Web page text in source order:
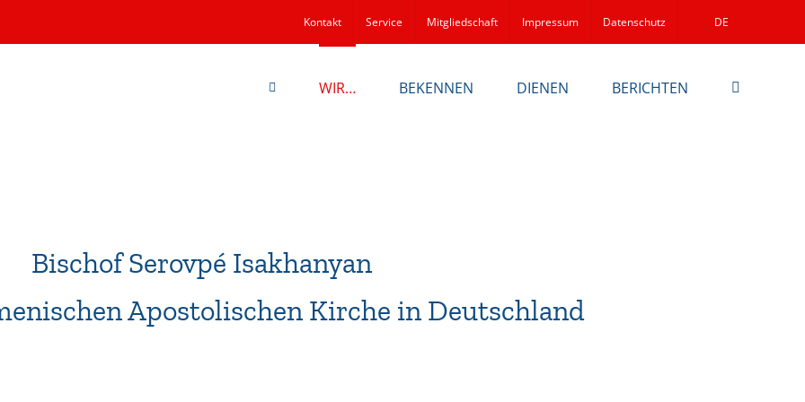
Kontakt Service Mitgliedschaft Impressum Datenschutz DE
WIR… BEKENNEN DIENEN BERICHTEN
Bischof Serovpé Isakhanyan
Apostolischen Kirche in Deutschland